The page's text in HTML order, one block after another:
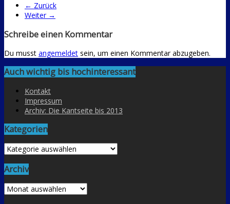
← Zurück
Weiter →
Schreibe einen Kommentar
Du musst angemeldet sein, um einen Kommentar abzugeben.
Auch wichtig bis hochinteressant
Kontakt
Impressum
Archiv: Die Kantseite bis 2013
Kategorien
Kategorien
Archiv
Archiv